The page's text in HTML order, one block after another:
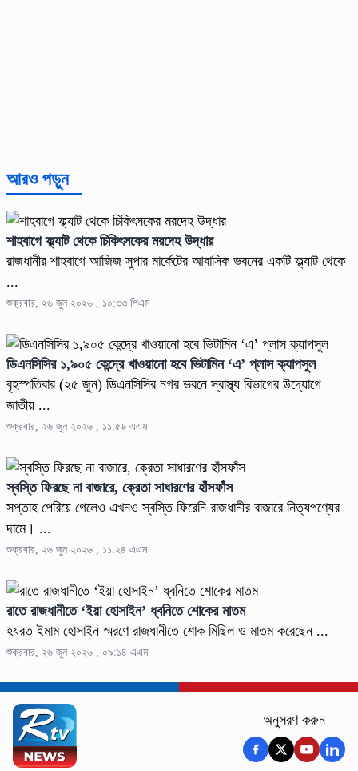
আরও পড়ুন
শাহবাগে ফ্ল্যাট থেকে চিকিৎসকের মরদেহ উদ্ধার
রাজধানীর শাহবাগে আজিজ সুপার মার্কেটের আবাসিক ভবনের একটি ফ্ল্যাট থেকে
...
শুক্রবার, ২৬ জুন ২০২৬ , ১০:৩৩ পিএম
ডিএনসিসির ১,৯০৫ কেন্দ্রে খাওয়ানো হবে ভিটামিন ‘এ’ প্লাস ক্যাপসুল
বৃহস্পতিবার (২৫ জুন) ডিএনসিসির নগর ভবনে স্বাস্থ্য বিভাগের উদ্যোগে
জাতীয় ...
শুক্রবার, ২৬ জুন ২০২৬ , ১১:৫৬ এএম
স্বস্তি ফিরছে না বাজারে, ক্রেতা সাধারণের হাঁসফাঁস
সপ্তাহ পেরিয়ে গেলেও এখনও স্বস্তি ফিরেনি রাজধানীর বাজারে নিত্যপণ্যের
দামে। ...
শুক্রবার, ২৬ জুন ২০২৬ , ১১:২৪ এএম
রাতে রাজধানীতে ‘ইয়া হোসাইন’ ধ্বনিতে শোকের মাতম
হযরত ইমাম হোসাইন স্মরণে রাজধানীতে শোক মিছিল ও মাতম করেছেন ...
শুক্রবার, ২৬ জুন ২০২৬ , ০৯:১৪ এএম
অনুসরণ করুন